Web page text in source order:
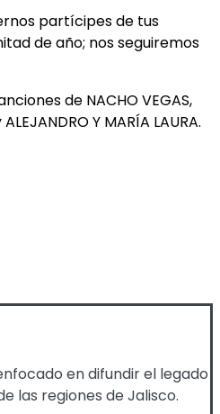
partícipes de tus
de año; nos seguiremos
de NACHO VEGAS,
ALEJANDRO Y MARÍA LAURA.
en difundir el legado
las regiones de Jalisco.